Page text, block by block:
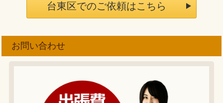
台東区でのご依頼はこちら
お問い合わせ